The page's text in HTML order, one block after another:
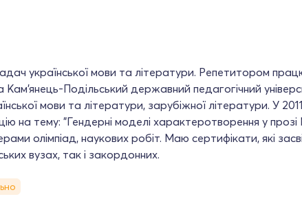
української мови та літератури. Репетитором
Кам'янець-Подільський державний педагогічний
мови та літератури, зарубіжної літератури. У
на тему: "Гендерні моделі характеротворення у
олімпіад, наукових робіт. Маю сертифікати, які
вузах, так і закордонних.